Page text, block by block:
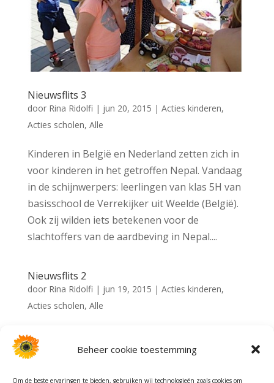
Beheer cookie toestemming
Om de beste ervaringen te bieden, gebruiken wij technologieën zoals cookies om
Nieuwsflits 3
door Rina Ridolfi | jun 20, 2015 | Acties kinderen,
Acties scholen, Alle
Kinderen in België en Nederland zetten zich in
voor kinderen in het getroffen Nepal. Vandaag
in de schijnwerpers: leerlingen van klas 5H van
basisschool de Verrekijker uit Weelde (België).
Ook zij wilden iets betekenen voor de
slachtoffers van de aardbeving in Nepal....
Nieuwsflits 2
door Rina Ridolfi | jun 19, 2015 | Acties kinderen,
Acties scholen, Alle
Kinderen in België en Nederland zetten zich in
voor kinderen in het getroffen Nepal. Vandaag